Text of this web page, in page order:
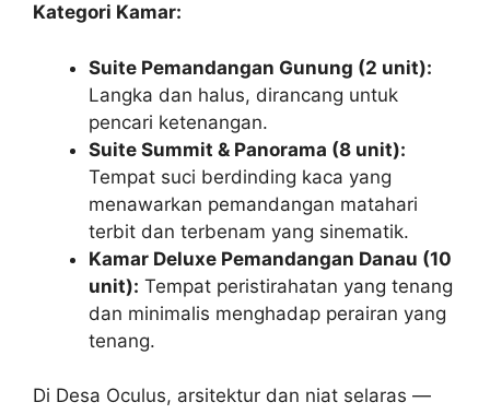
Kategori Kamar:
Suite Pemandangan Gunung (2 unit):
Langka dan halus, dirancang untuk
pencari ketenangan.
Suite Summit & Panorama (8 unit):
Tempat suci berdinding kaca yang
menawarkan pemandangan matahari
terbit dan terbenam yang sinematik.
Kamar Deluxe Pemandangan Danau (10
unit): Tempat peristirahatan yang tenang
dan minimalis menghadap perairan yang
tenang.
Di Desa Oculus, arsitektur dan niat selaras —